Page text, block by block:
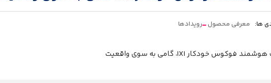
ها: معرفی محصول رویدادها